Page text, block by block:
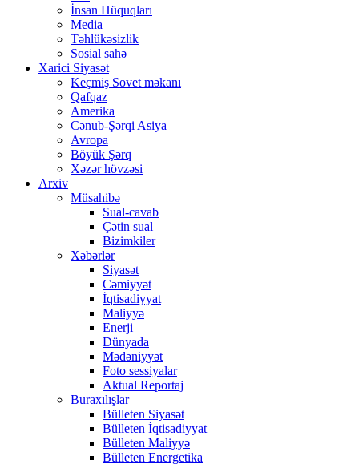
İnsan Hüquqları
Media
Təhlükəsizlik
Sosial sahə
Xarici Siyasət
Keçmiş Sovet məkanı
Qafqaz
Amerika
Cənub-Şərqi Asiya
Avropa
Böyük Şərq
Xəzər hövzəsi
Arxiv
Müsahibə
Sual-cavab
Çətin sual
Bizimkiler
Xəbərlər
Siyasət
Cəmiyyət
İqtisadiyyat
Maliyyə
Enerji
Dünyada
Mədəniyyət
Foto sessiyalar
Aktual Reportaj
Buraxılışlar
Bülleten Siyasət
Bülleten İqtisadiyyat
Bülleten Maliyyə
Bülleten Energetika